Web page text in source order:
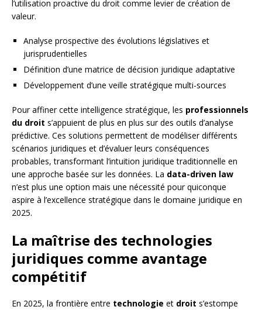
l’utilisation proactive du droit comme levier de création de
valeur.
Analyse prospective des évolutions législatives et
jurisprudentielles
Définition d’une matrice de décision juridique adaptative
Développement d’une veille stratégique multi-sources
Pour affiner cette intelligence stratégique, les professionnels
du droit s’appuient de plus en plus sur des outils d’analyse
prédictive. Ces solutions permettent de modéliser différents
scénarios juridiques et d’évaluer leurs conséquences
probables, transformant l’intuition juridique traditionnelle en
une approche basée sur les données. La data-driven law
n’est plus une option mais une nécessité pour quiconque
aspire à l’excellence stratégique dans le domaine juridique en
2025.
La maîtrise des technologies
juridiques comme avantage
compétitif
En 2025, la frontière entre technologie et droit s’estompe